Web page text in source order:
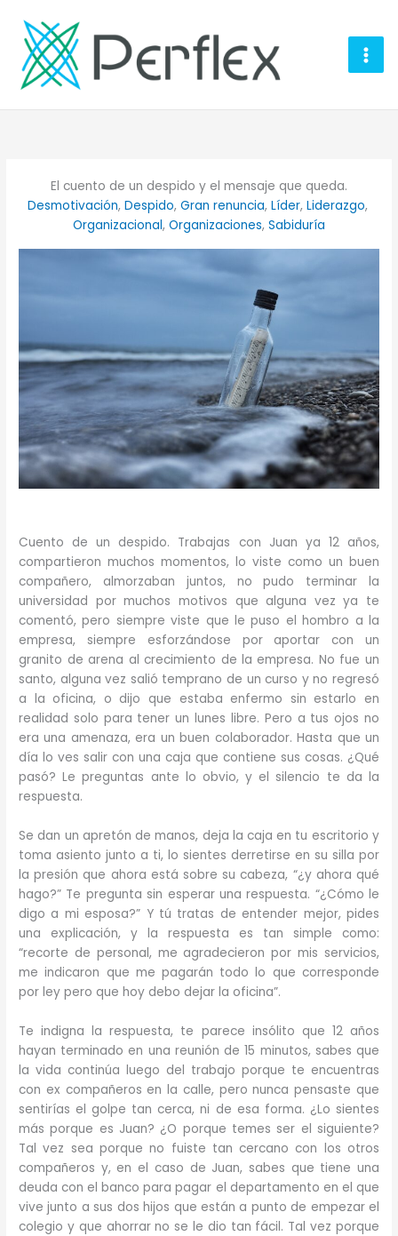
contenido
El cuento de un despido y el mensaje que queda.
Desmotivación, Despido, Gran renuncia, Líder, Liderazgo
Organizacional, Organizaciones, Sabiduría
Cuento de un despido. Trabajas con Juan ya 12 años,
compartieron muchos momentos, lo viste como un buen
compañero, almorzaban juntos, no pudo terminar la
universidad por muchos motivos que alguna vez ya te
comentó, pero siempre viste que le puso el hombro a la
empresa, siempre esforzándose por aportar con un
granito de arena al crecimiento de la empresa. No fue un
santo, alguna vez salió temprano de un curso y no regresó
a la oficina, o dijo que estaba enfermo sin estarlo en
realidad solo para tener un lunes libre. Pero a tus ojos no
era una amenaza, era un buen colaborador. Hasta que un
día lo ves salir con una caja que contiene sus cosas. ¿Qué
pasó? Le preguntas ante lo obvio, y el silencio te da la
respuesta.
Se dan un apretón de manos, deja la caja en tu escritorio y
toma asiento junto a ti, lo sientes derretirse en su silla por
la presión que ahora está sobre su cabeza, “¿y ahora qué
hago?” Te pregunta sin esperar una respuesta. “¿Cómo le
digo a mi esposa?” Y tú tratas de entender mejor, pides
una explicación, y la respuesta es tan simple como:
“recorte de personal, me agradecieron por mis servicios,
me indicaron que me pagarán todo lo que corresponde
por ley pero que hoy debo dejar la oficina”.
Te indigna la respuesta, te parece insólito que 12 años
hayan terminado en una reunión de 15 minutos, sabes que
la vida continúa luego del trabajo porque te encuentras
con ex compañeros en la calle, pero nunca pensaste que
sentirías el golpe tan cerca, ni de esa forma. ¿Lo sientes
más porque es Juan? ¿O porque temes ser el siguiente?
Tal vez sea porque no fuiste tan cercano con los otros
compañeros y, en el caso de Juan, sabes que tiene una
deuda con el banco para pagar el departamento en el que
vive junto a sus dos hijos que están a punto de empezar el
colegio y que ahorrar no se le dio tan fácil. Tal vez porque